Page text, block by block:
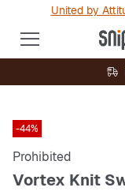
United by
-44%
Prohibited
Vortex Knit